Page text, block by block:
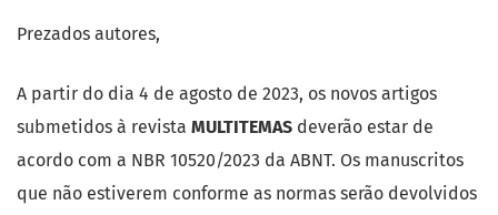
Prezados autores,
A partir do dia 4 de agosto de 2023, os novos artigos
submetidos à revista MULTITEMAS deverão estar de
acordo com a NBR 10520/2023 da ABNT. Os manuscritos
que não estiverem conforme as normas serão devolvidos